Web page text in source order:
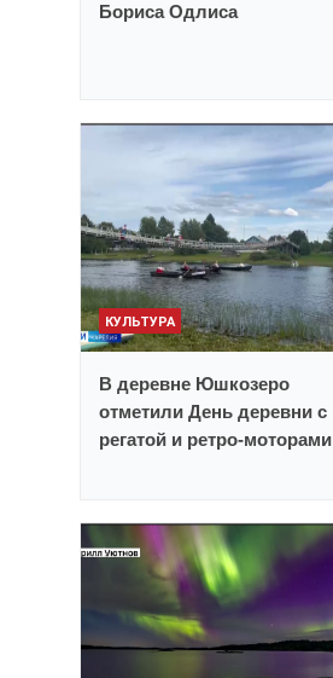
Бориса Одлиса
КУЛЬТУРА
В деревне Юшкозеро
отметили День деревни с
регатой и ретро-моторами